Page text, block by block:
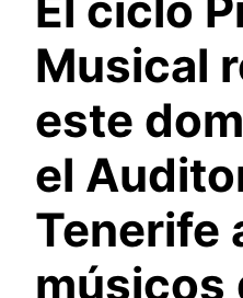
Musical
este
el
Tenerife
músicos